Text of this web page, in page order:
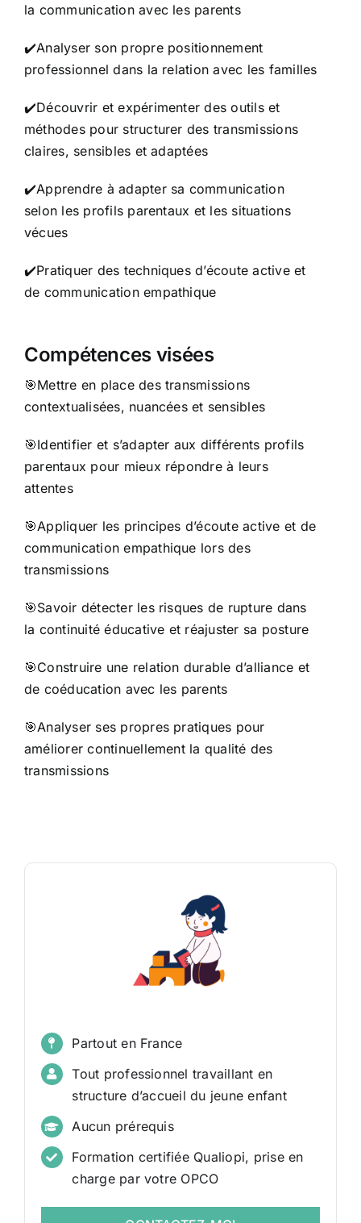
la communication avec les parents
✔️Analyser son propre positionnement
professionnel dans la relation avec les familles
✔️Découvrir et expérimenter des outils et
méthodes pour structurer des transmissions
claires, sensibles et adaptées
✔️Apprendre à adapter sa communication
selon les profils parentaux et les situations
vécues
✔️Pratiquer des techniques d’écoute active et
de communication empathique
Compétences visées
🎯Mettre en place des transmissions
contextualisées, nuancées et sensibles
🎯Identifier et s’adapter aux différents profils
parentaux pour mieux répondre à leurs
attentes
🎯Appliquer les principes d’écoute active et de
communication empathique lors des
transmissions
🎯Savoir détecter les risques de rupture dans
la continuité éducative et réajuster sa posture
🎯Construire une relation durable d’alliance et
de coéducation avec les parents
🎯Analyser ses propres pratiques pour
améliorer continuellement la qualité des
transmissions
Partout en France
Tout professionnel travaillant en
structure d’accueil du jeune enfant
Aucun prérequis
Formation certifiée Qualiopi, prise en
charge par votre OPCO